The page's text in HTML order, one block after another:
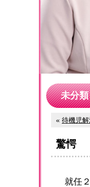
未分類
« 待機児
驚愕
就任２